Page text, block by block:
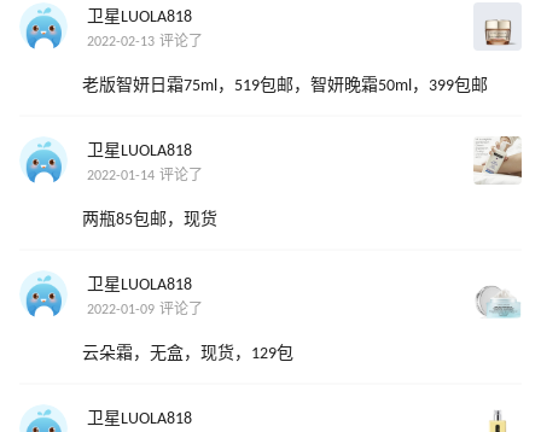
卫星LUOLA818
2022-02-13 评论了
老版智妍日霜75ml，519包邮，智妍晚霜50ml，399包邮
卫星LUOLA818
2022-01-14 评论了
两瓶85包邮，现货
卫星LUOLA818
2022-01-09 评论了
云朵霜，无盒，现货，129包
卫星LUOLA818